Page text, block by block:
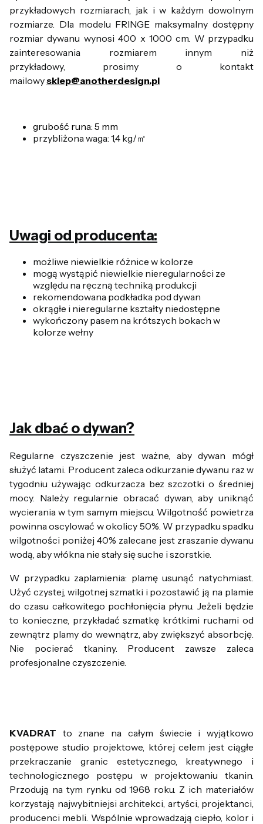
przykładowych rozmiarach, jak i w każdym dowolnym
rozmiarze. Dla modelu FRINGE maksymalny dostępny
rozmiar dywanu wynosi 400 x 1000 cm. W przypadku
zainteresowania rozmiarem innym niż
przykładowy, prosimy o kontakt
mailowysklep@anotherdesign.pl
grubość runa: 5 mm
przybliżona waga: 1,4 kg/㎡
Uwagi od producenta:
możliwe niewielkie różnice w kolorze
mogą wystąpić niewielkie nieregularności ze
względu na ręczną techniką produkcji
rekomendowana podkładka pod dywan
okrągłe i nieregularne kształty niedostępne
wykończony pasem na krótszych bokach w
kolorze wełny
Jak dbać o dywan?
Regularne czyszczenie jest ważne, aby dywan mógł
służyć latami. Producent zaleca odkurzanie dywanu raz w
tygodniu używając odkurzacza bez szczotki o średniej
mocy. Należy regularnie obracać dywan, aby uniknąć
wycierania w tym samym miejscu. Wilgotność powietrza
powinna oscylować w okolicy 50%. W przypadku spadku
wilgotności poniżej 40% zalecane jest zraszanie dywanu
wodą, aby włókna nie stały się suche i szorstkie.
W przypadku zaplamienia: plamę usunąć natychmiast.
Użyć czystej, wilgotnej szmatki i pozostawić ją na plamie
do czasu całkowitego pochłonięcia płynu. Jeżeli będzie
to konieczne, przykładać szmatkę krótkimi ruchami od
zewnątrz plamy do wewnątrz, aby zwiększyć absorbcję.
Nie pocierać tkaniny. Producent zawsze zaleca
profesjonalne czyszczenie.
KVADRAT to znane na całym świecie i wyjątkowo
postępowe studio projektowe, której celem jest ciągłe
przekraczanie granic estetycznego, kreatywnego i
technologicznego postępu w projektowaniu tkanin.
Przodują na tym rynku od 1968 roku. Z ich materiałów
korzystają najwybitniejsi architekci, artyści, projektanci,
producenci mebli. Wspólnie wprowadzają ciepło, kolor i